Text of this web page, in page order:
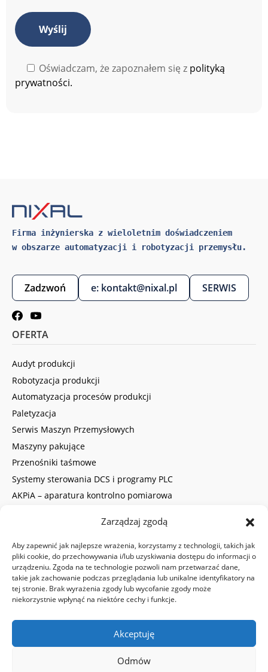
Zarządzaj zgodą
Aby zapewnić jak najlepsze wrażenia, korzystamy z technologii, takich jak
pliki cookie, do przechowywania i/lub uzyskiwania dostępu do informacji o
urządzeniu. Zgoda na te technologie pozwoli nam przetwarzać dane,
takie jak zachowanie podczas przeglądania lub unikalne identyfikatory na
tej stronie. Brak wyrażenia zgody lub wycofanie zgody może
niekorzystnie wpłynąć na niektóre cechy i funkcje.
Akceptuję
Odmów
Oświadczam, że zapoznałem się z polityką
prywatności.
Firma inżynierska z wieloletnim doświadczeniem
w obszarze automatyzacji i robotyzacji przemysłu.
Zadzwoń e: kontakt@nixal.pl SERWIS
OFERTA
Audyt produkcji
Robotyzacja produkcji
Automatyzacja procesów produkcji
Paletyzacja
Serwis Maszyn Przemysłowych
Maszyny pakujące
Przenośniki taśmowe
Systemy sterowania DCS i programy PLC
AKPiA – aparatura kontrolno pomiarowa
ELASTYCZNY INŻYNIERING
Automatyka przemysłowa firmy
Robotyka przemysłowa
Polityka plików cookies (EU)